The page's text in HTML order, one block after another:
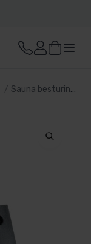
Sauna besturing